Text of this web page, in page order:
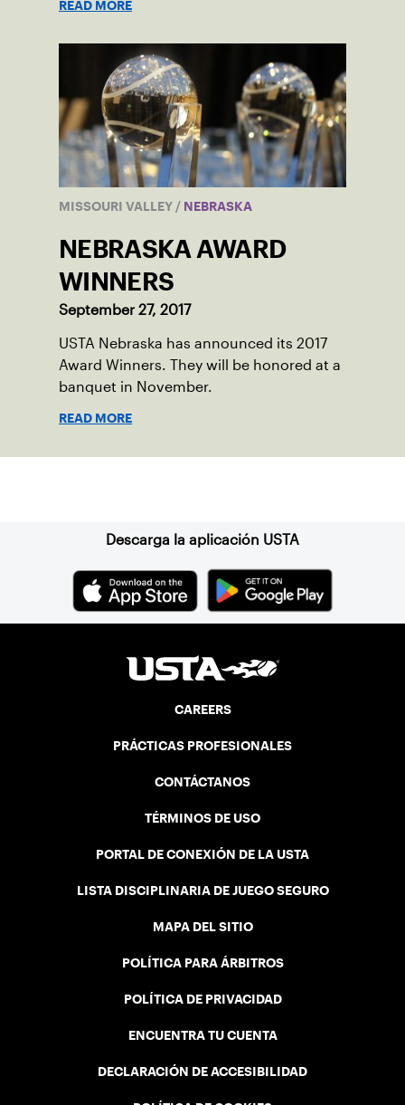
READ MORE
MISSOURI VALLEY / NEBRASKA
NEBRASKA AWARD
WINNERS
September 27, 2017
USTA Nebraska has announced its 2017
Award Winners. They will be honored at a
banquet in November.
READ MORE
Descarga la aplicación USTA
CAREERS
PRÁCTICAS PROFESIONALES
CONTÁCTANOS
TÉRMINOS DE USO
PORTAL DE CONEXIÓN DE LA USTA
LISTA DISCIPLINARIA DE JUEGO SEGURO
MAPA DEL SITIO
POLÍTICA PARA ÁRBITROS
POLÍTICA DE PRIVACIDAD
ENCUENTRA TU CUENTA
DECLARACIÓN DE ACCESIBILIDAD